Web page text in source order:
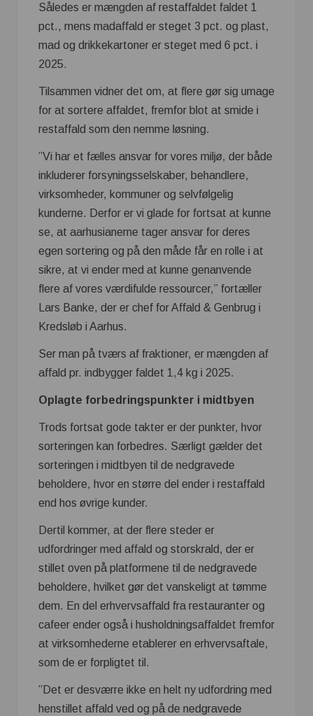
Således er mængden af restaffaldet faldet 1
pct., mens madaffald er steget 3 pct. og plast,
mad og drikkekartoner er steget med 6 pct. i
2025.
Tilsammen vidner det om, at flere gør sig umage
for at sortere affaldet, fremfor blot at smide i
restaffald som den nemme løsning.
”Vi har et fælles ansvar for vores miljø, der både
inkluderer forsyningsselskaber, behandlere,
virksomheder, kommuner og selvfølgelig
kunderne. Derfor er vi glade for fortsat at kunne
se, at aarhusianerne tager ansvar for deres
egen sortering og på den måde får en rolle i at
sikre, at vi ender med at kunne genanvende
flere af vores værdifulde ressourcer,” fortæller
Lars Banke, der er chef for Affald & Genbrug i
Kredsløb i Aarhus.
Ser man på tværs af fraktioner, er mængden af
affald pr. indbygger faldet 1,4 kg i 2025.
Oplagte forbedringspunkter i midtbyen
Trods fortsat gode takter er der punkter, hvor
sorteringen kan forbedres. Særligt gælder det
sorteringen i midtbyen til de nedgravede
beholdere, hvor en større del ender i restaffald
end hos øvrige kunder.
Dertil kommer, at der flere steder er
udfordringer med affald og storskrald, der er
stillet oven på platformene til de nedgravede
beholdere, hvilket gør det vanskeligt at tømme
dem. En del erhvervsaffald fra restauranter og
cafeer ender også i husholdningsaffaldet fremfor
at virksomhederne etablerer en erhvervsaftale,
som de er forpligtet til.
”Det er desværre ikke en helt ny udfordring med
henstillet affald ved og på de nedgravede